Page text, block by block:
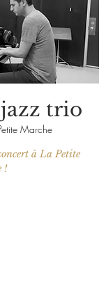
trio
Marche
à La Petite
!